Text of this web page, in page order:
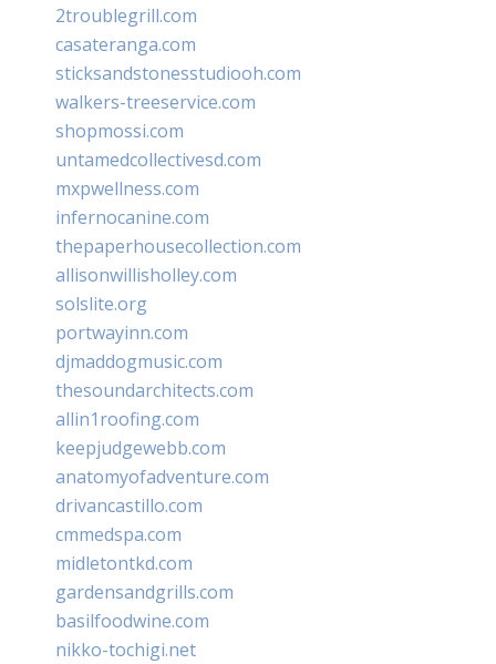
2troublegrill.com
casateranga.com
sticksandstonesstudiooh.com
walkers-treeservice.com
shopmossi.com
untamedcollectivesd.com
mxpwellness.com
infernocanine.com
thepaperhousecollection.com
allisonwillisholley.com
solslite.org
portwayinn.com
djmaddogmusic.com
thesoundarchitects.com
allin1roofing.com
keepjudgewebb.com
anatomyofadventure.com
drivancastillo.com
cmmedspa.com
midletontkd.com
gardensandgrills.com
basilfoodwine.com
nikko-tochigi.net